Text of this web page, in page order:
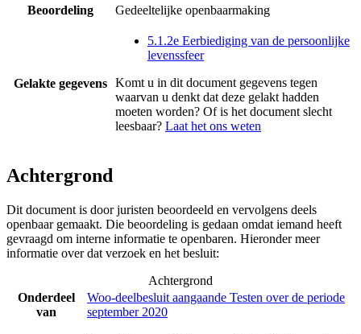
Beoordeling
Gedeeltelijke openbaarmaking
Gelakte gegevens
5.1.2e Eerbiediging van de persoonlijke
levenssfeer
Komt u in dit document gegevens tegen
waarvan u denkt dat deze gelakt hadden
moeten worden? Of is het document slecht
leesbaar? Laat het ons weten
Achtergrond
Dit document is door juristen beoordeeld en vervolgens deels
openbaar gemaakt. Die beoordeling is gedaan omdat iemand heeft
gevraagd om interne informatie te openbaren. Hieronder meer
informatie over dat verzoek en het besluit:
Achtergrond
Onderdeel
van
Woo-deelbesluit aangaande Testen over de periode
september 2020